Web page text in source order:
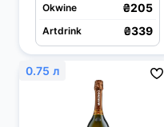
Okwine ₴205
Artdrink ₴339
0.75 л